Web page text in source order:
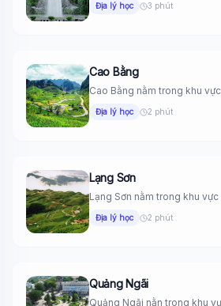
Địa lý học 3 phút
Cao Bằng
Cao Bằng nằm trong khu
Địa lý học 2 phút
Lạng Sơn
Lạng Sơn nằm trong khu
Địa lý học 2 phút
Quảng Ngãi
Quảng Ngãi nằn trong khu
🤖 Wiki Trợ Lý
Sẵn sàng hỗ trợ